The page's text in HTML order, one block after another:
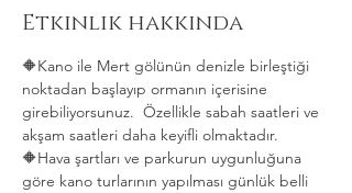
Etkinlik hakkında
🔶️Kano ile Mert gölünün denizle birleştiği
noktadan başlayıp ormanın içerisine
girebiliyorsunuz.  Özellikle sabah saatleri ve
akşam saatleri daha keyifli olmaktadır.
🔶️Hava şartları ve parkurun uygunluğuna
göre kano turlarının yapılması günlük belli